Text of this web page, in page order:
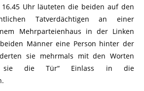
Uhr läuteten die beiden auf den
Tatverdächtigen an einer
Mehrparteienhaus in der Linken
Männer eine Person hinter der
sie mehrmals mit den Worten
sie die Tür“ Einlass in die